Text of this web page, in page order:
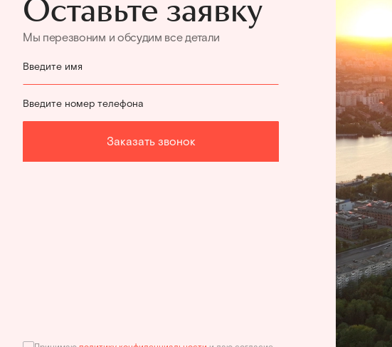
Оставьте заявку
Мы перезвоним и обсудим все детали
Введите имя
Введите номер телефона
Заказать звонок